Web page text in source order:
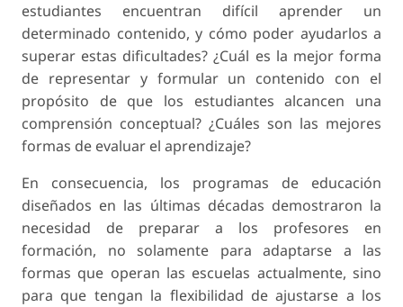
estudiantes encuentran difícil aprender un
determinado contenido, y cómo poder ayudarlos a
superar estas dificultades? ¿Cuál es la mejor forma
de representar y formular un contenido con el
propósito de que los estudiantes alcancen una
comprensión conceptual? ¿Cuáles son las mejores
formas de evaluar el aprendizaje?
En consecuencia, los programas de educación
diseñados en las últimas décadas demostraron la
necesidad de preparar a los profesores en
formación, no solamente para adaptarse a las
formas que operan las escuelas actualmente, sino
para que tengan la flexibilidad de ajustarse a los